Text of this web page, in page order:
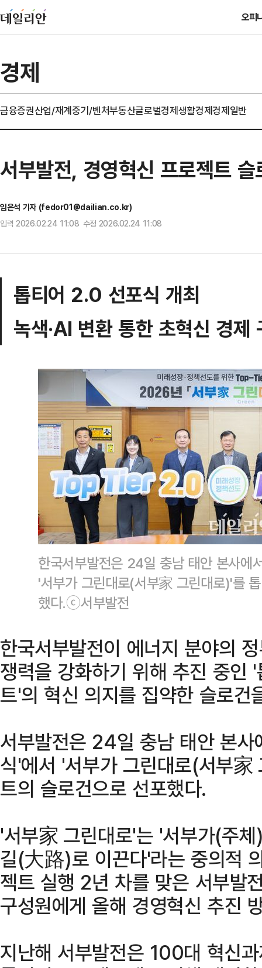
오피
경제
금융증권산업/재계중기/벤처부동산글로벌경제생활경제경제일반
서부발전, 경영혁신 프로젝트
임은석 기자 (fedor01@dailian.co.kr)
입력 2026.02.24 11:08 수정 2026.02.24 11:08
톱티어 2.0 선포식 개최
녹색·AI 변환 통한 초혁신 경제
한국서부발전은 24일 충남 태안 본사에
'서부가 그린대로(서부家 그린대로)'를
했다.ⓒ서부발전
한국서부발전이 에너지 분야의
쟁력을 강화하기 위해 추진 중
트'의 혁신 의지를 집약한 슬로건
서부발전은 24일 충남 태안 본
식'에서 '서부가 그린대로(서부
트의 슬로건으로 선포했다.
'서부家 그린대로'는 '서부가(주
길(大路)로 이끈다'라는 중의적
젝트 실행 2년 차를 맞은 서부발
구성원에게 올해 경영혁신 추진
지난해 서부발전은 100대 혁신